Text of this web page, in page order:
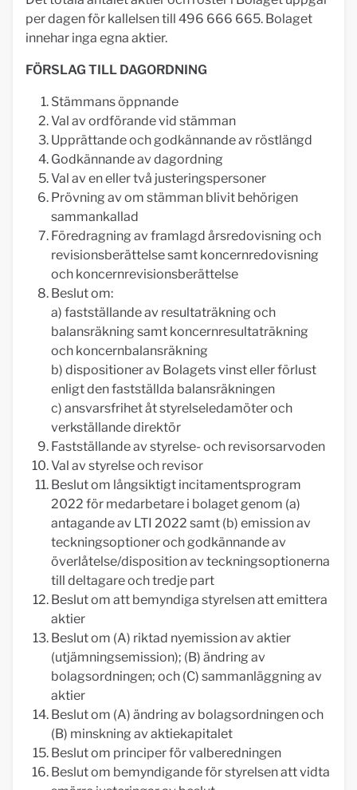
per dagen för kallelsen till 496 666 665. Bolaget
innehar inga egna aktier.
FÖRSLAG TILL DAGORDNING
Stämmans öppnande
Val av ordförande vid stämman
Upprättande och godkännande av röstlängd
Godkännande av dagordning
Val av en eller två justeringspersoner
Prövning av om stämman blivit behörigen
sammankallad
Föredragning av framlagd årsredovisning och
revisionsberättelse samt koncernredovisning
och koncernrevisionsberättelse
Beslut om:
a) fastställande av resultaträkning och
balansräkning samt koncernresultaträkning
och koncernbalansräkning
b) dispositioner av Bolagets vinst eller förlust
enligt den fastställda balansräkningen
c) ansvarsfrihet åt styrelseledamöter och
verkställande direktör
Fastställande av styrelse- och revisorsarvoden
Val av styrelse och revisor
Beslut om långsiktigt incitamentsprogram
2022 för medarbetare i bolaget genom (a)
antagande av LTI 2022 samt (b) emission av
teckningsoptioner och godkännande av
överlåtelse/disposition av teckningsoptionerna
till deltagare och tredje part
Beslut om att bemyndiga styrelsen att emittera
aktier
Beslut om (A) riktad nyemission av aktier
(utjämningsemission); (B) ändring av
bolagsordningen; och (C) sammanläggning av
aktier
Beslut om (A) ändring av bolagsordningen och
(B) minskning av aktiekapitalet
Beslut om principer för valberedningen
Beslut om bemyndigande för styrelsen att vidta